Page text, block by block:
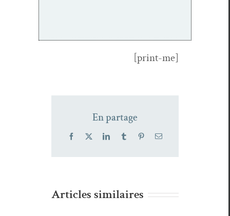
[print-me]
En partage
Facebook LinkedInTumblr PinterestEmail
Articles similaires